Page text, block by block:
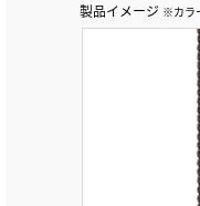
製品イメージ ※カラ